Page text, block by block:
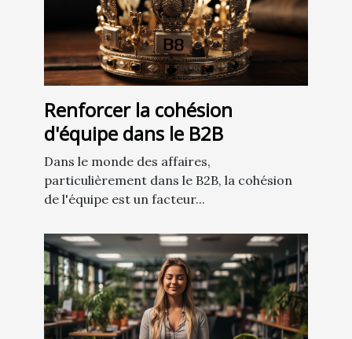
Renforcer la cohésion
d'équipe dans le B2B
Dans le monde des affaires,
particulièrement dans le B2B, la cohésion
de l'équipe est un facteur...